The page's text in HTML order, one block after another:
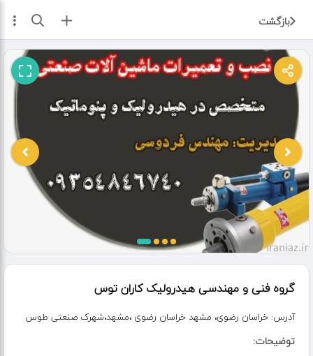
بازگشت ثبت آگهی
گروه فنی و مهندسی هیدرولیک کاران توس
آدرس: خراسان رضوی، مشهد خراسان رضوی ،مشهد،شهرک صنعتی طوس
توضیحات: